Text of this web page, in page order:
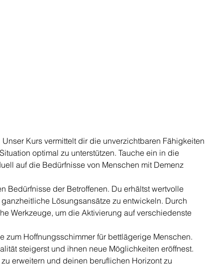
Kurs vermittelt dir die unverzichtbaren Fähigkeiten
optimal zu unterstützen. Tauche ein in die
auf die Bedürfnisse von Menschen mit Demenz
Bedürfnisse der Betroffenen. Du erhältst wertvolle
Lösungsansätze zu entwickeln. Durch
Werkzeuge, um die Aktivierung auf verschiedenste
zum Hoffnungsschimmer für bettlägerige Menschen.
steigerst und ihnen neue Möglichkeiten eröffnest.
erweitern und deinen beruflichen Horizont zu